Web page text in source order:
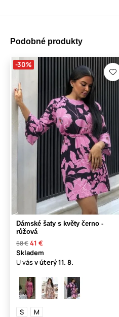
Podobné produkty
-30%
Dámské šaty s květy černo -
růžová
58 €41 €
Skladem
U vásv úterý11. 8.
S M